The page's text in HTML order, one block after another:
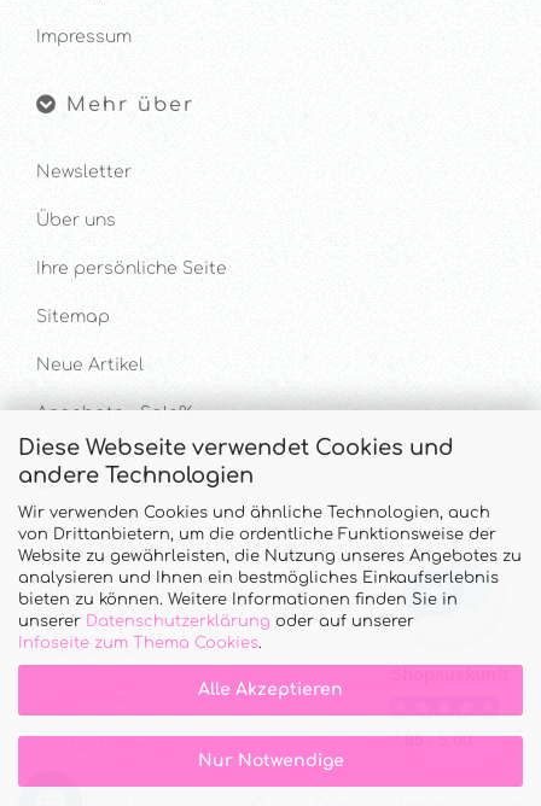
Diese Webseite verwendet Cookies und
andere Technologien
Wir verwenden Cookies und ähnliche Technologien, auch
von Drittanbietern, um die ordentliche Funktionsweise der
Website zu gewährleisten, die Nutzung unseres Angebotes zu
analysieren und Ihnen ein bestmögliches Einkaufserlebnis
bieten zu können. Weitere Informationen finden Sie in
unserer Datenschutzerklärung oder auf unserer
Infoseite zum Thema Cookies.
Alle Akzeptieren
Nur Notwendige
Impressum
Mehr über
Newsletter
Über uns
Ihre persönliche Seite
Sitemap
Neue Artikel
Angebote - Sale%
Hilfe & Kontakt
UNTERSTÜTZUNG UND BERATUNG UNTER
Tel. & WhatsApp: 034328 340688
Mo - Do.: 10:00 - 16:00 Uhr und Fr.: 9:00 - 13:00 Uhr
Callback Service